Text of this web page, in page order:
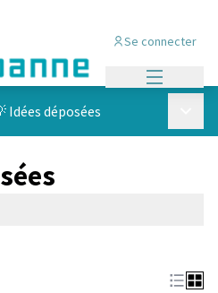
Se connecter
Idées déposées